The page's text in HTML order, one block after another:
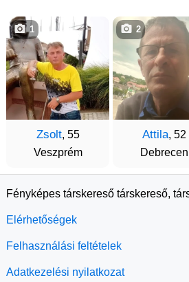
Zsolt, 55
Veszprém
1
Attila, 52
Debrecen
2
Fényképes társkereső társkereső,
Elérhetőségek
Felhasználási feltételek
Adatkezelési nyilatkozat